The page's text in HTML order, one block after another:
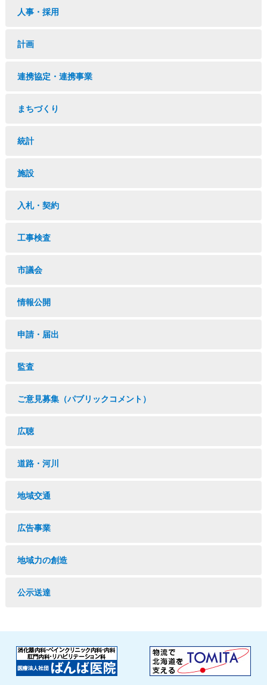
人事・採用
計画
連携協定・連携事業
まちづくり
統計
施設
入札・契約
工事検査
市議会
情報公開
申請・届出
監査
ご意見募集（パブリックコメント）
広聴
道路・河川
地域交通
広告事業
地域力の創造
公示送達